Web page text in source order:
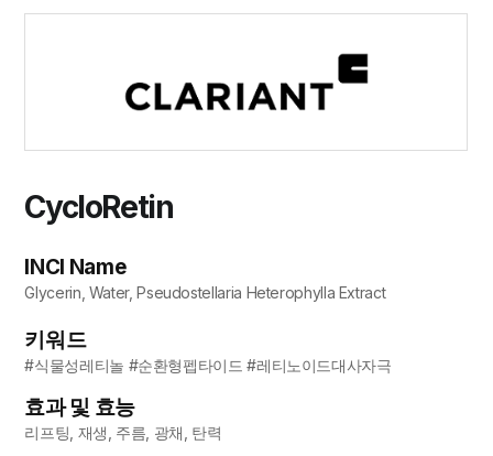
CycloRetin
INCI Name
Glycerin, Water, Pseudostellaria Heterophylla Extract
키워드
#식물성레티놀 #순환형펩타이드 #레티노이드대사자극
효과 및 효능
리프팅, 재생, 주름, 광채, 탄력